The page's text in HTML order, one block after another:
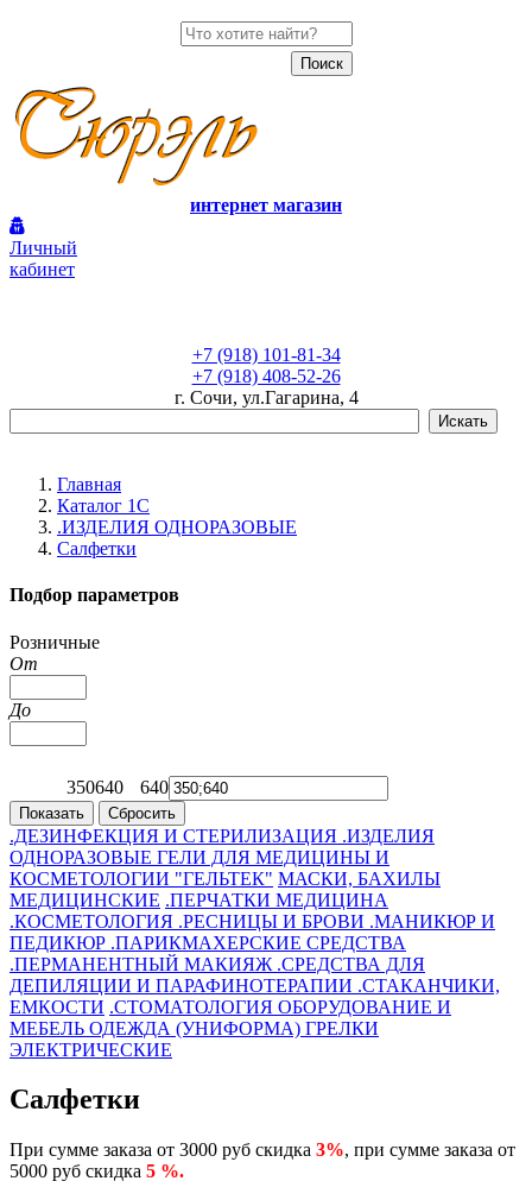
интернет магазин
Личный
кабинет
+7 (918) 101-81-34
+7 (918) 408-52-26
г. Сочи, ул.Гагарина, 4
Главная
Каталог 1С
.ИЗДЕЛИЯ ОДНОРАЗОВЫЕ
Салфетки
Подбор параметров
Розничные
От
До
350640 350
423
495
568
640
.ДЕЗИНФЕКЦИЯ И СТЕРИЛИЗАЦИЯ .ИЗДЕЛИЯ
ОДНОРАЗОВЫЕ ГЕЛИ ДЛЯ МЕДИЦИНЫ И
КОСМЕТОЛОГИИ "ГЕЛЬТЕК" МАСКИ, БАХИЛЫ
МЕДИЦИНСКИЕ .ПЕРЧАТКИ МЕДИЦИНА
.КОСМЕТОЛОГИЯ .РЕСНИЦЫ И БРОВИ .МАНИКЮР И
ПЕДИКЮР .ПАРИКМАХЕРСКИЕ СРЕДСТВА
.ПЕРМАНЕНТНЫЙ МАКИЯЖ .СРЕДСТВА ДЛЯ
ДЕПИЛЯЦИИ И ПАРАФИНОТЕРАПИИ .СТАКАНЧИКИ,
ЕМКОСТИ .СТОМАТОЛОГИЯ ОБОРУДОВАНИЕ И
МЕБЕЛЬ ОДЕЖДА (УНИФОРМА) ГРЕЛКИ
ЭЛЕКТРИЧЕСКИЕ
Салфетки
При сумме заказа от 3000 руб скидка 3%, при сумме заказа от
5000 руб скидка 5 %.